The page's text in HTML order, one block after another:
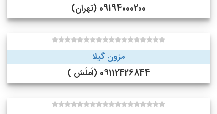
09194000200 (تهران)
مزون گیلا
09112426844 (اَملَش )